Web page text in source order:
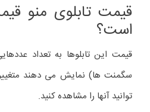
قیمت تابلوی منو
است؟
قیمت این تابلوها به تعداد
سگمنت ها) نمایش می دهند
توانید آنها را مشاهده کنید.